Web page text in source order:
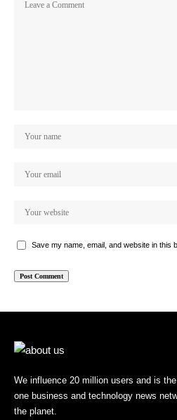
Save my name, email, and website in this
We influence 20 million users and is
one business and technology news
the planet.